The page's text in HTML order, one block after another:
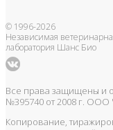
© 1996-2026
Независимая
лаборатория Шанс Био
Все права защищены и
№395740 от 2008 г.
Копирование,